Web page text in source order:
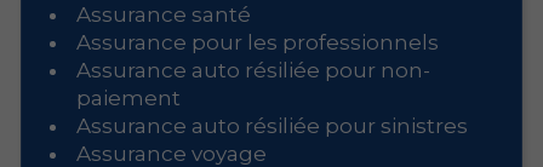
Assurance santé
Assurance pour les professionnels
Assurance auto résiliée pour non-
paiement
Assurance auto résiliée pour sinistres
Assurance voyage